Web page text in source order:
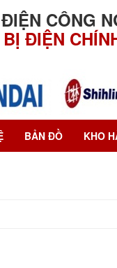
CÔNG
ĐIỆN
BẢN ĐỒ KHO